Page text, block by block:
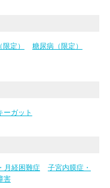
定）
糖尿病（限定）
ーガット
月経困難症
子宮内膜症・
害